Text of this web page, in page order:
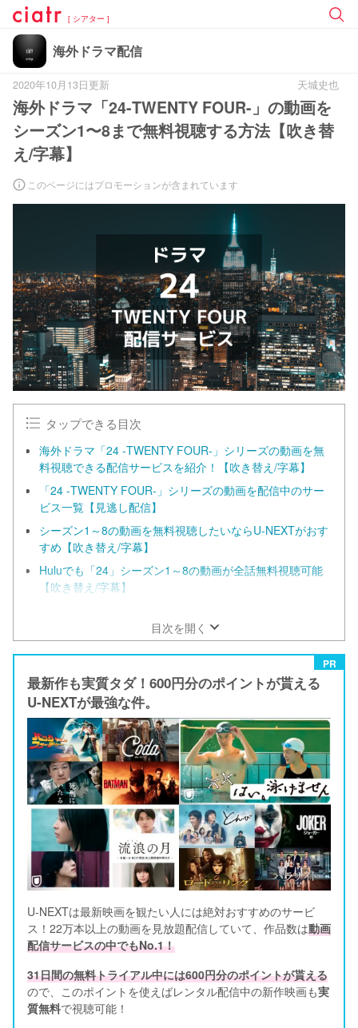
[ シアター ]
海外ドラマ配信
2020年10月13日更新 天城史也
海外ドラマ「24-TWENTY FOUR-」の動画を
シーズン1〜8まで無料視聴する方法【吹き替
え/字幕】
このページにはプロモーションが含まれています
タップできる目次
海外ドラマ「24 -TWENTY FOUR-」シリーズの動画を無
料視聴できる配信サービスを紹介！【吹き替え/字幕】
「24 -TWENTY FOUR-」シリーズの動画を配信中のサー
ビス一覧【見逃し配信】
シーズン1～8の動画を無料視聴したいならU-NEXTがおす
すめ【吹き替え/字幕】
Huluでも「24」シーズン1～8の動画が全話無料視聴可能
【吹き替え/字幕】
目次を開く
PR
最新作も実質タダ！600円分のポイントが貰える
U-NEXTが最強な件。
U-NEXTは最新映画を観たい人には絶対おすすめのサービ
ス！22万本以上の動画を見放題配信していて、作品数は動画
配信サービスの中でもNo.1！
31日間の無料トライアル中には600円分のポイントが貰える
ので、このポイントを使えばレンタル配信中の新作映画も実
質無料で視聴可能！